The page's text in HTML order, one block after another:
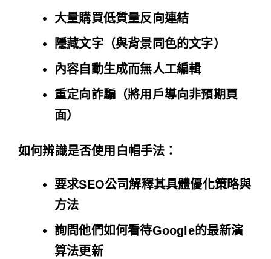
大量購買低質量反向連結
隱藏文字（與背景同色的文字）
內容自動生成而無人工編輯
重定向詐騙（將用戶導向非預期頁
面）
如何辨識是否使用白帽手法：
要求SEO公司解釋其具體優化策略與
方法
詢問他們如何看待Google的最新演
算法更新